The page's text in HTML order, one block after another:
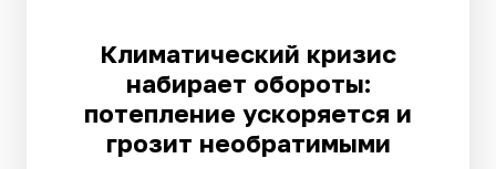
Климатический кризис
набирает обороты:
потепление ускоряется и
грозит необратимыми